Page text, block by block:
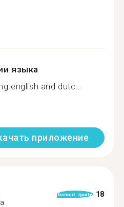
языка
english and dutc...
приложение
format_quote 18